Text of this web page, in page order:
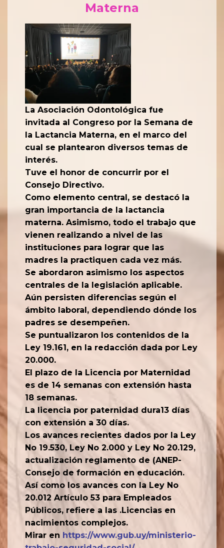
Materna
La Asociación Odontológica fue
invitada al Congreso por la Semana de
la Lactancia Materna, en el marco del
cual se plantearon diversos temas de
interés.
Tuve el honor de concurrir por el
Consejo Directivo.
Como elemento central, se destacó la
gran importancia de la lactancia
materna. Asimismo, todo el trabajo que
vienen realizando a nivel de las
instituciones para lograr que las
madres la practiquen cada vez más.
Se abordaron asimismo los aspectos
centrales de la legislación aplicable.
Aún persisten diferencias según el
ámbito laboral, dependiendo dónde los
padres se desempeñen.
Se puntualizaron los contenidos de la
Ley 19.161, en la redacción dada por Ley
20.000.
El plazo de la Licencia por Maternidad
es de 14 semanas con extensión hasta
18 semanas.
La licencia por paternidad dura13 días
con extensión a 30 días.
Los avances recientes dados por la Ley
No 19.530, Ley No 2.000 y Ley No 20.129,
actualización reglamento de (ANEP-
Consejo de formación en educación.
Así como los avances con la Ley No
20.012 Artículo 53 para Empleados
Públicos, refiere a las .Licencias en
nacimientos complejos.
Mirar en https://www.gub.uy/ministerio-